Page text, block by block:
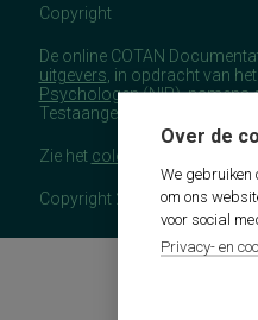
Over de
We gebruiken
om ons
voor social
Privacy- en
Copyright
De online COTAN
uitgevers , in opdracht van het
Psychologen(NIP), namens
Testaangelegenheden
Zie het colofon
Copyright 2026 - COTAN